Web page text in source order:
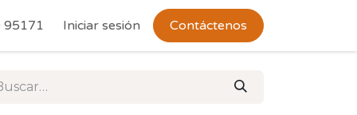
Iniciar sesión Contáctenos